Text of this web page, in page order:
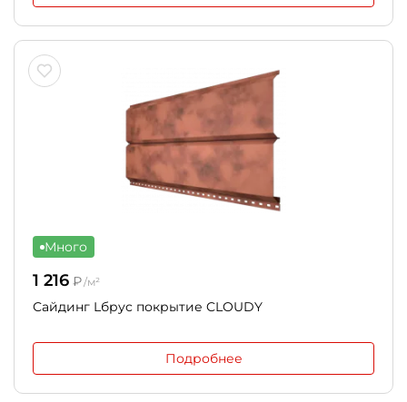
Много
1 216 ₽/м²
Сайдинг Lбрус покрытие CLOUDY
Подробнее